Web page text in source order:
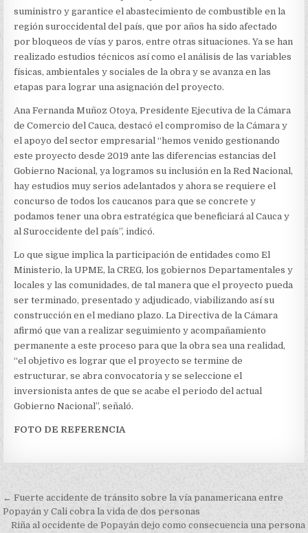
suministro y garantice el abastecimiento de combustible en la
región suroccidental del país, que por años ha sido afectado
por bloqueos de vías y paros, entre otras situaciones. Ya se han
realizado estudios técnicos así como el análisis de las variables
físicas, ambientales y sociales de la obra y se avanza en las
etapas para lograr una asignación del proyecto.
Ana Fernanda Muñoz Otoya, Presidente Ejecutiva de la Cámara
de Comercio del Cauca, destacó el compromiso de la Cámara y
el apoyo del sector empresarial “hemos venido gestionando
este proyecto desde 2019 ante las diferencias estancias del
Gobierno Nacional, ya logramos su inclusión en la Red Nacional,
hay estudios muy serios adelantados y ahora se requiere el
concurso de todos los caucanos para que se concrete y
podamos tener una obra estratégica que beneficiará al Cauca y
al Suroccidente del país”, indicó.
Lo que sigue implica la participación de entidades como El
Ministerio, la UPME, la CREG, los gobiernos Departamentales y
locales y las comunidades, de tal manera que el proyecto pueda
ser terminado, presentado y adjudicado, viabilizando así su
construcción en el mediano plazo. La Directiva de la Cámara
afirmó que van a realizar seguimiento y acompañamiento
permanente a este proceso para que la obra sea una realidad,
“el objetivo es lograr que el proyecto se termine de
estructurar, se abra convocatoria y se seleccione el
inversionista antes de que se acabe el periodo del actual
Gobierno Nacional”, señaló.
FOTO DE REFERENCIA
Navegación
de
← Fuerte accidente de tránsito sobre la vía panamericana entre
Popayán y Cali cobra la vida de dos personas
Riña al occidente de Popayán dejo como consecuencia una persona